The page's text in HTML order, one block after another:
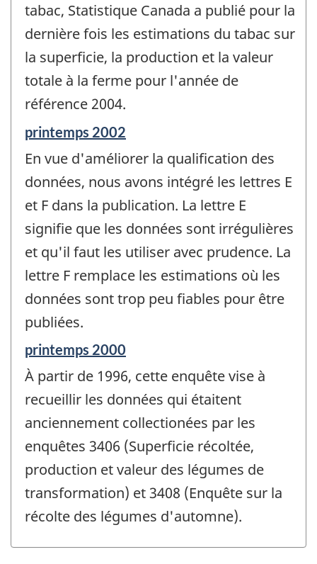
-
tabac, Statistique Canada a publié pour la
dernière fois les estimations du tabac sur
la superficie, la production et la valeur
totale à la ferme pour l'année de
référence 2004.
Période
référence
de
changement
-
printemps 2002
En vue d'améliorer la qualification des
données, nous avons intégré les lettres E
et F dans la publication. La lettre E
signifie que les données sont irrégulières
et qu'il faut les utiliser avec prudence. La
lettre F remplace les estimations où les
données sont trop peu fiables pour être
publiées.
Période
de
référence
de
-
printemps 2000
À partir de 1996, cette enquête vise à
recueillir les données qui étaitent
anciennement collectionées par les
enquêtes 3406 (Superficie récoltée,
production et valeur des légumes de
transformation) et 3408 (Enquête sur la
récolte des légumes d'automne).